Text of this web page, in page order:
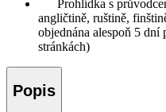
Prohlídka s
angličtině, ruštině,
objednána alespoň 5
stránkách)
Popis